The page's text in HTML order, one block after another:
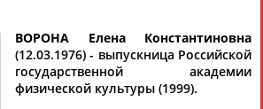
Расширенный поиск
ВОРОНА Елена Константиновна
(12.03.1976) - выпускница Российской
государственной академии
физической культуры (1999).